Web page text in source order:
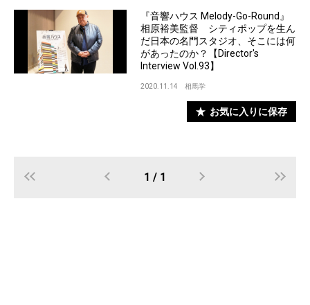
『音響ハウス Melody-Go-Round』
相原裕美監督 シティポップを生ん
だ日本の名門スタジオ、そこには何
があったのか？【Director's
Interview Vol.93】
2020.11.14 相馬学
お気に入りに保存
1 / 1